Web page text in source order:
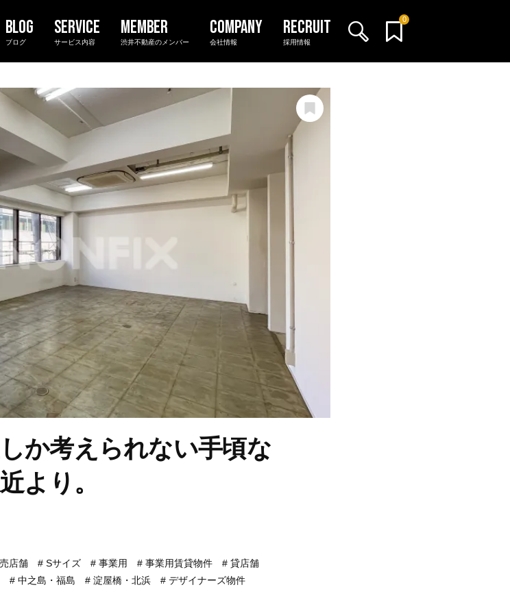
0
ブログ サービス内容 渋井不動産のメンバー 会社情報 採用情報
か考えられない手頃な
より。
店舗 Sサイズ 事業用 事業用賃貸物件
貸店舗
中之島・福島 淀屋橋・北浜
デザイナーズ物件